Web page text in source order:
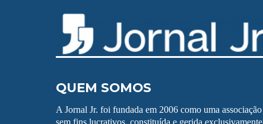
QUEM SOMOS
A Jornal Jr. foi fundada em 2006 como uma associação
sem fins lucrativos, constituída e gerida exclusivamente